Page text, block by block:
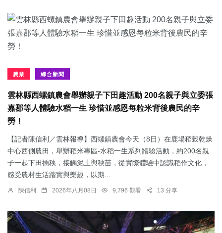
農業 綜合新聞
雲林縣西螺鎮農會舉辦親子下田趣活動 200名親子與立委張
嘉郡等人體驗水稻一生 珍惜並感恩每粒米背後農民的辛
勞！
【記者陳信利／雲林報導】西螺鎮農會今天（8日）在鹿場稻榖乾燥
中心西側農田，舉辦稻米專區-水稻一生系列體驗活動，約200名親
子一起下田插秧，接觸泥土與秧苗，從實際體驗中認識稻作文化，
感受農村生活踏實與樂趣，以期...
陳信利 2026年八月08日 9,796 觀看 13 分享